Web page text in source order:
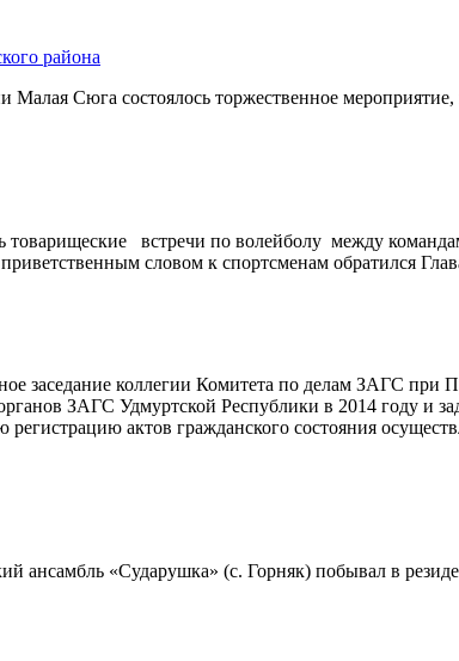
района
Малая Сюга состоялось торжественное
товарищеские встречи по волейболу между
словом к спортсменам обратился
заседание коллегии Комитета по делам ЗАГС при
ЗАГС Удмуртской Республики в 2014 году и
актов гражданского состояния
ансамбль «Сударушка» (с. Горняк) побывал в